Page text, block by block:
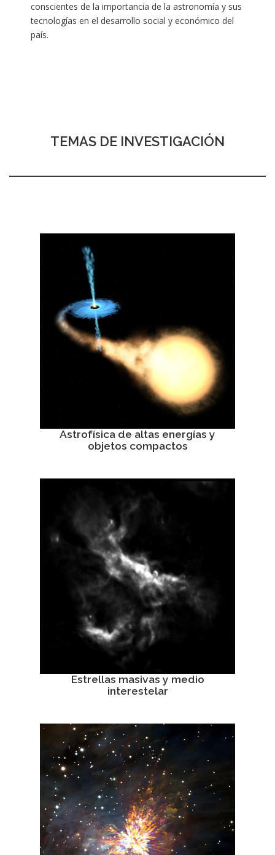
conscientes de la importancia de la astronomía y sus
tecnologías en el desarrollo social y económico del
país.
TEMAS DE INVESTIGACIÓN
Astrofísica de altas energías y
objetos compactos
Estrellas masivas y medio
interestelar